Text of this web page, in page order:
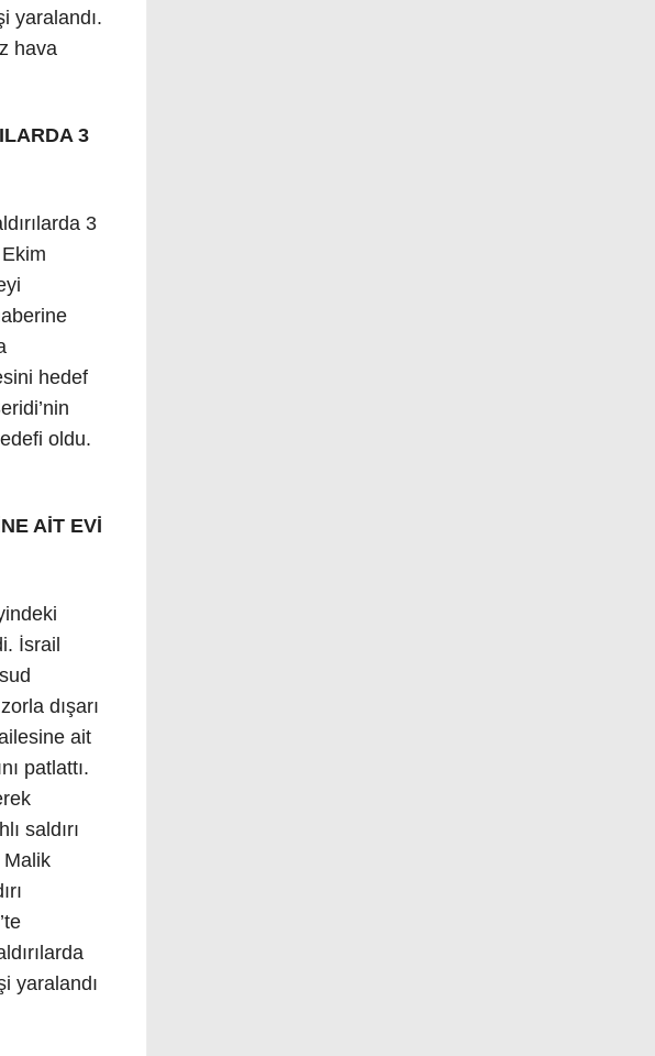
yaralandı.
hava
3
3
hedef
oldu.
AİT EVİ
İsrail
dışarı
ait
patlattı.
saldırı
Malik
yaralandı